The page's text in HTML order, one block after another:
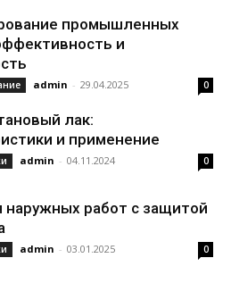
промышленных
и
admin - 29.04.2025 0
лак:
и применение
admin - 04.11.2024 0
наружных работ с защитой
admin - 03.01.2025 0